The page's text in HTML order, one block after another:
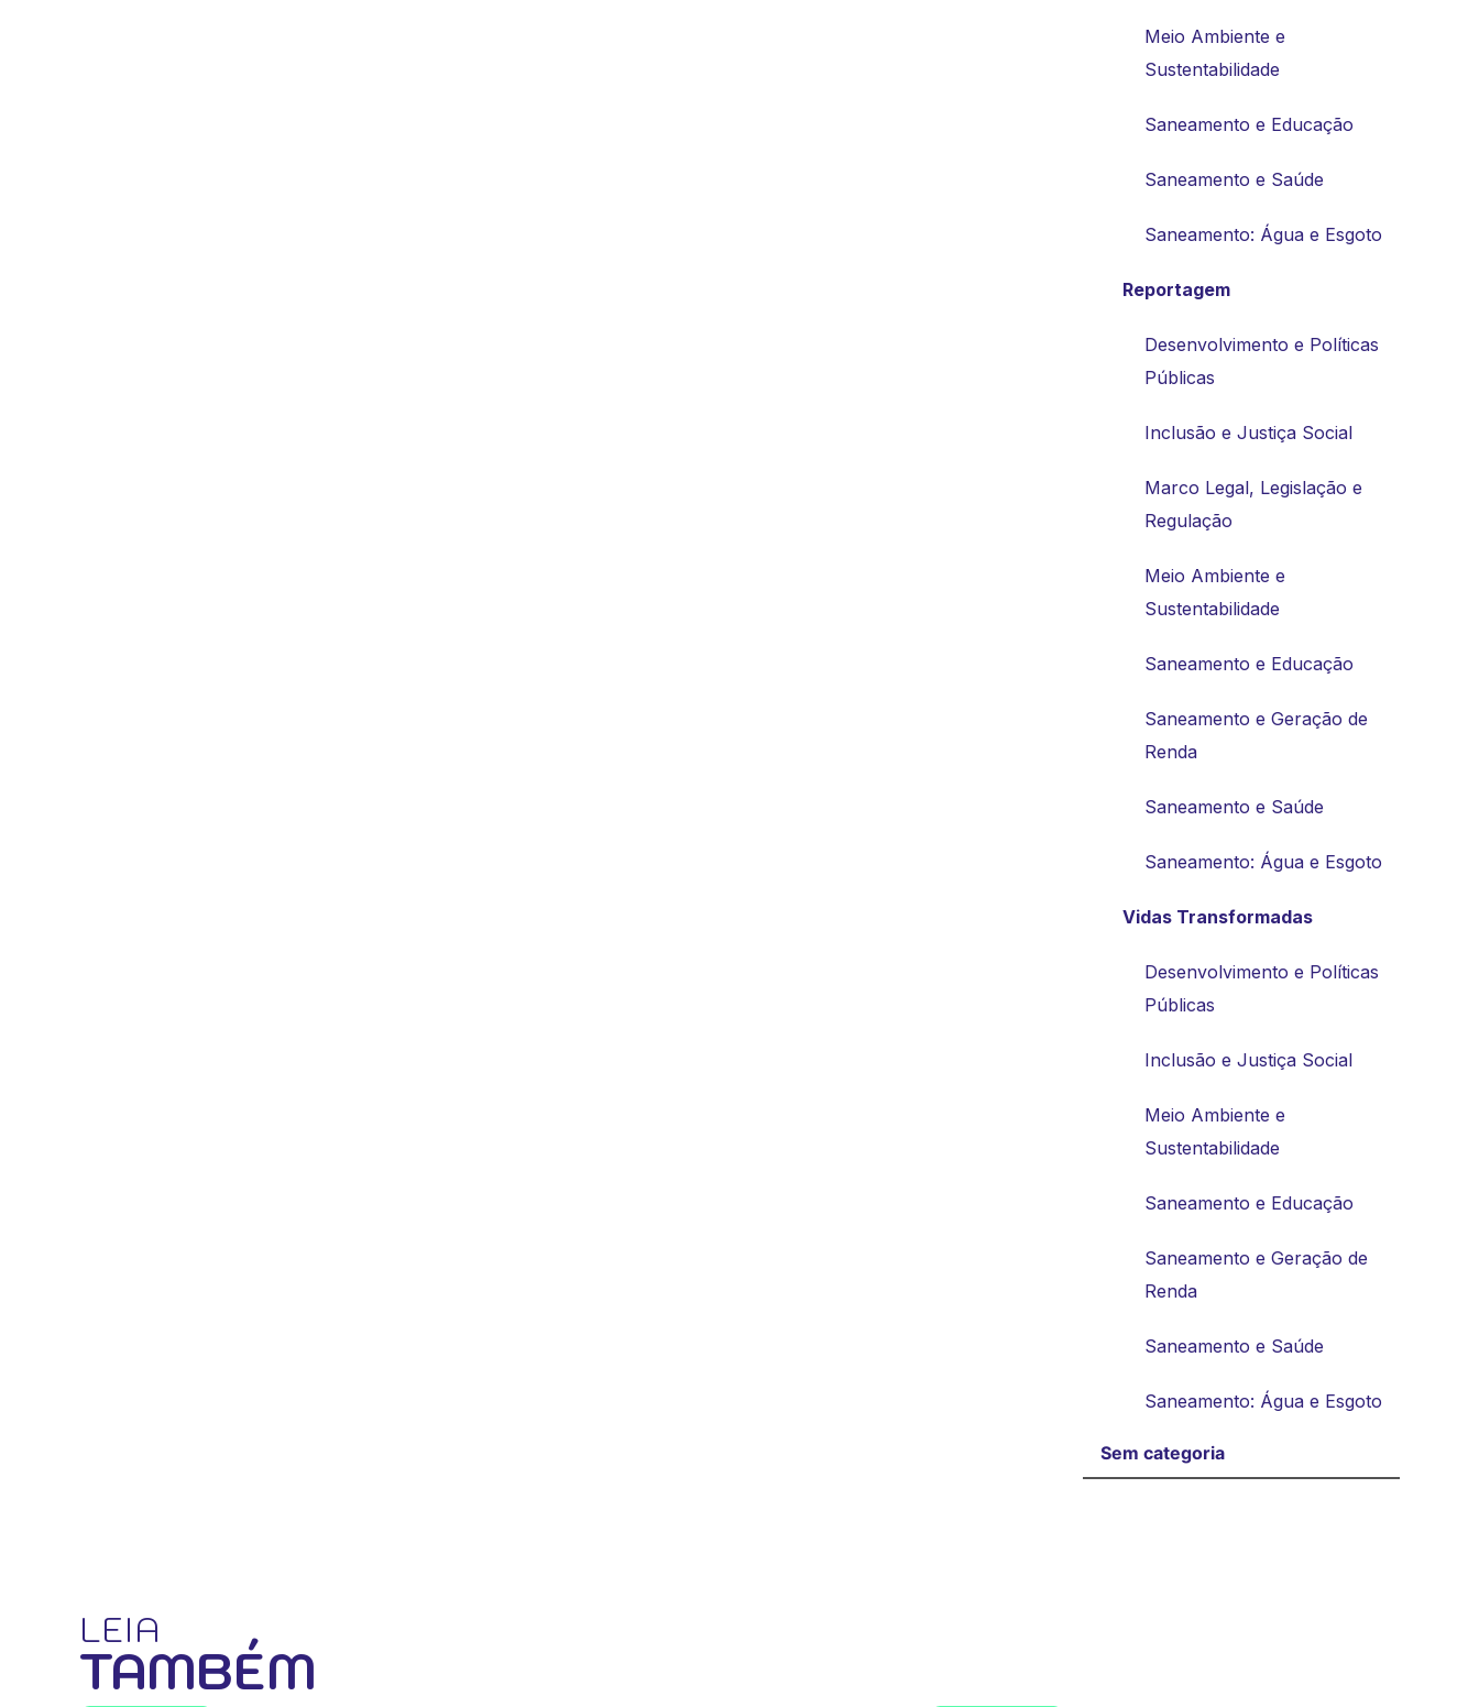
Meio Ambiente e
Sustentabilidade
Saneamento e Educação
Saneamento e Saúde
Saneamento: Água e Esgoto
Reportagem
Desenvolvimento e Políticas
Públicas
Inclusão e Justiça Social
Marco Legal, Legislação e
Regulação
Meio Ambiente e
Sustentabilidade
Saneamento e Educação
Saneamento e Geração de
Renda
Saneamento e Saúde
Saneamento: Água e Esgoto
Vidas Transformadas
Desenvolvimento e Políticas
Públicas
Inclusão e Justiça Social
Meio Ambiente e
Sustentabilidade
Saneamento e Educação
Saneamento e Geração de
Renda
Saneamento e Saúde
Saneamento: Água e Esgoto
Sem categoria
LEIA
TAMBÉM